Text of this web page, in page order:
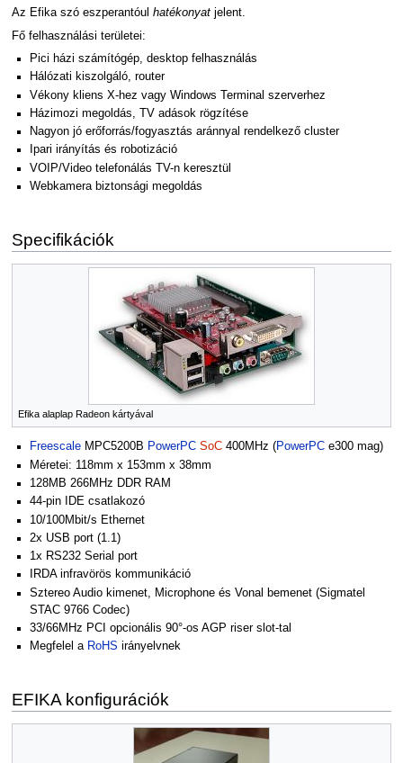
Az Efika szó eszperantóul hatékonyatjelent.
Fő felhasználási területei:
Pici házi számítógép, desktop felhasználás
Hálózati kiszolgáló, router
Vékony kliens X-hez vagy Windows Terminal szerverhez
Házimozi megoldás, TV adások rögzítése
Nagyon jó erőforrás/fogyasztás aránnyal rendelkező cluster
Ipari irányítás és robotizáció
VOIP/Video telefonálás TV-n keresztül
Webkamera biztonsági megoldás
Specifikációk
Efika alaplap Radeon kártyával
Freescale MPC5200B PowerPC SoC 400MHz (PowerPC e300 mag)
Méretei: 118mm x 153mm x 38mm
128MB 266MHz DDR RAM
44-pin IDE csatlakozó
10/100Mbit/s Ethernet
2x USB port (1.1)
1x RS232 Serial port
IRDA infravörös kommunikáció
Sztereo Audio kimenet, Microphone és Vonal bemenet (Sigmatel
STAC 9766 Codec)
33/66MHz PCI opcionális 90°-os AGP riser slot-tal
Megfelel a RoHS irányelvnek
EFIKA konfigurációk